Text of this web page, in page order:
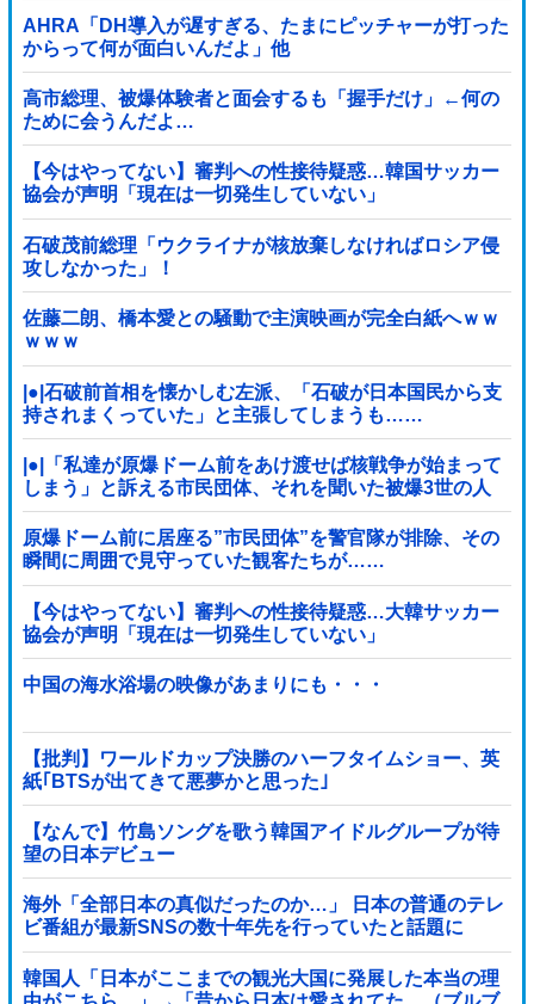
AHRA「DH導入が遅すぎる、たまにピッチャーが打った
からって何が面白いんだよ」他
高市総理、被爆体験者と面会するも「握手だけ」←何の
ために会うんだよ…
【今はやってない】審判への性接待疑惑…韓国サッカー
協会が声明「現在は一切発生していない」
石破茂前総理「ウクライナが核放棄しなければロシア侵
攻しなかった」！
佐藤二朗、橋本愛との騒動で主演映画が完全白紙へｗｗ
ｗｗｗ
|●|石破前首相を懐かしむ左派、「石破が日本国民から支
持されまくっていた」と主張してしまうも……
|●|「私達が原爆ドーム前をあけ渡せば核戦争が始まって
しまう」と訴える市民団体、それを聞いた被爆3世の人
が……
原爆ドーム前に居座る”市民団体”を警官隊が排除、その
瞬間に周囲で見守っていた観客たちが……
【今はやってない】審判への性接待疑惑…大韓サッカー
協会が声明「現在は一切発生していない」
中国の海水浴場の映像があまりにも・・・
【批判】ワールドカップ決勝のハーフタイムショー、英
紙｢BTSが出てきて悪夢かと思った｣
【なんで】竹島ソングを歌う韓国アイドルグループが待
望の日本デビュー
海外「全部日本の真似だったのか…」 日本の普通のテレ
ビ番組が最新SNSの数十年先を行っていたと話題に
韓国人「日本がここまでの観光大国に発展した本当の理